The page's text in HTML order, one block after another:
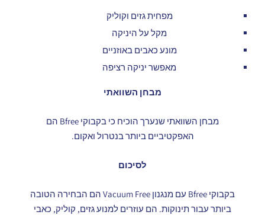
מפחית גזים וקוליק
מקל על היניקה
מונע כאבים באוזניים
מאפשר יניקה רציפה
מבחן השוואתי
מבחן השוואתי שנערך הוכיח כי בקבוקי Bfree הם
האפקטיביים ביותר בנטרול ואקום.
לסיכום
בקבוקי Bfree עם מנגנון Vacuum Free הם הבחירה הטובה
ביותר עבור תינוקות. הם עוזרים למנוע גזים, קוליק, כאבי